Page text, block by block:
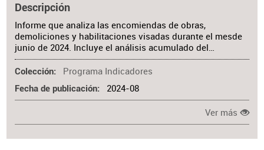
Descripción
Informe que analiza las encomiendas de obras,
demoliciones y habilitaciones visadas durante el mesde
junio de 2024. Incluye el análisis acumulado del…
Colección Programa Indicadores
Fecha de publicación 2024-08
Ver más